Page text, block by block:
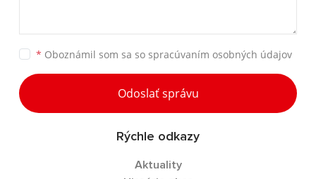
* Oboznámil som sa so spracúvaním osobných údajov
Odoslať správu
Rýchle odkazy
Aktuality